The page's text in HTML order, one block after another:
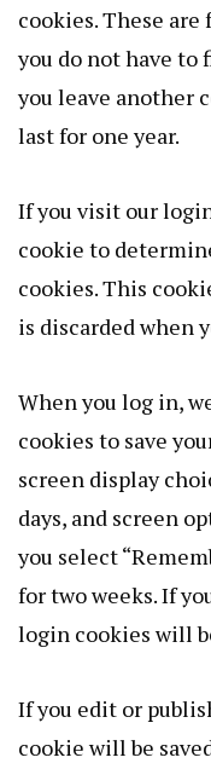
cookies. These
you do not have to
you leave another
last for one year.
If you visit our
cookie to
cookies. This
is discarded when
When you log in,
cookies to save
screen display
days, and screen
you select
for two weeks. If
login cookies will
If you edit or
cookie will be